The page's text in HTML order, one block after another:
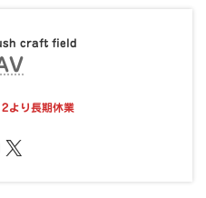
craft field
より長期休業
X